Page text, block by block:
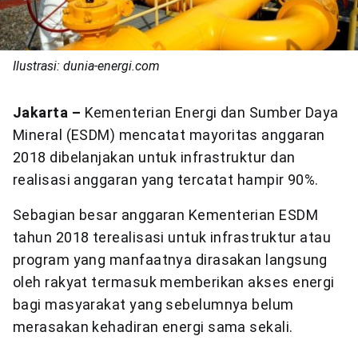
Ilustrasi: dunia-energi.com
Jakarta – Kementerian Energi dan Sumber Daya
Mineral (ESDM) mencatat mayoritas anggaran
2018 dibelanjakan untuk infrastruktur dan
realisasi anggaran yang tercatat hampir 90%.
Sebagian besar anggaran Kementerian ESDM
tahun 2018 terealisasi untuk infrastruktur atau
program yang manfaatnya dirasakan langsung
oleh rakyat termasuk memberikan akses energi
bagi masyarakat yang sebelumnya belum
merasakan kehadiran energi sama sekali.